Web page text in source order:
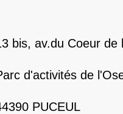
bis, av.du Coeur de
d'activités de
PUCEUL